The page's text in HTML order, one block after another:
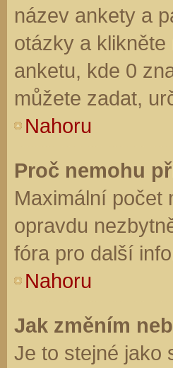
název ankety a
otázky a klikněte
anketu, kde 0
můžete zadat,
Nahoru
Proč nemohu
Maximální počet
opravdu
fóra pro další
Nahoru
Jak změním
Je to stejné jako